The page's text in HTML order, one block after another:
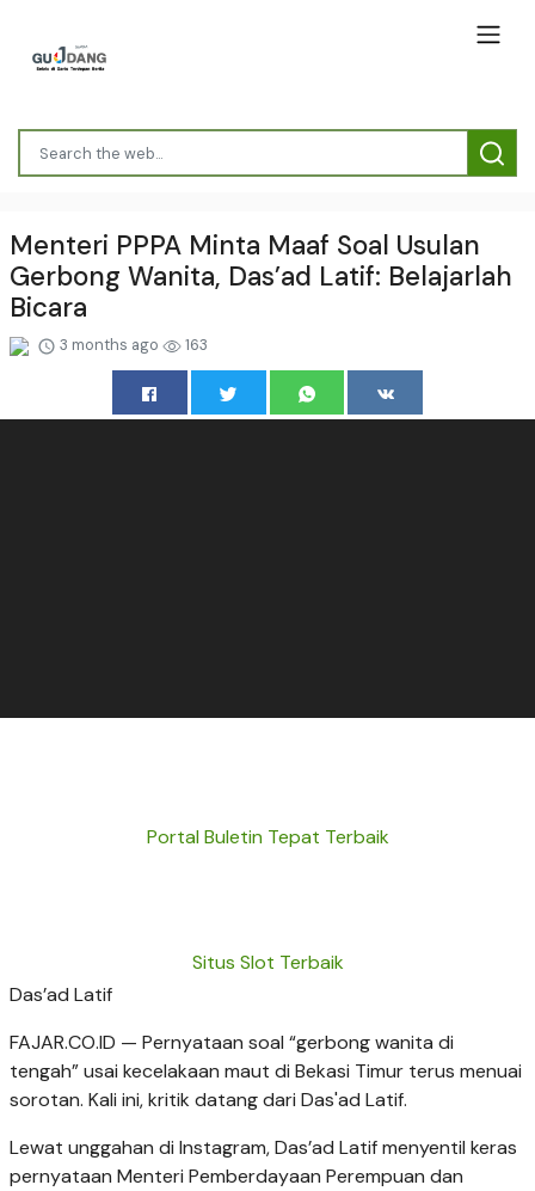
Menteri PPPA Minta Maaf Soal Usulan
Gerbong Wanita, Das’ad Latif: Belajarlah
Bicara
3 months ago 163
Portal Buletin Tepat Terbaik
Situs Slot Terbaik
Das’ad Latif
FAJAR.CO.ID — Pernyataan soal “gerbong wanita di
tengah” usai kecelakaan maut di Bekasi Timur terus menuai
sorotan. Kali ini, kritik datang dari Das'ad Latif.
Lewat unggahan di Instagram, Das’ad Latif menyentil keras
pernyataan Menteri Pemberdayaan Perempuan dan